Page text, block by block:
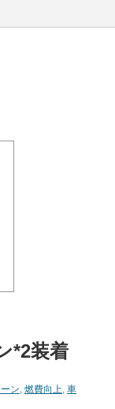
*2装着
ン, 燃費向上, 車